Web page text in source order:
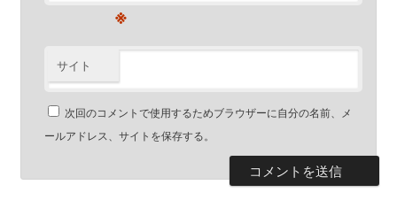
※
サイト
次回のコメントで使用するためブラウザーに自分の名前、メ
ールアドレス、サイトを保存する。